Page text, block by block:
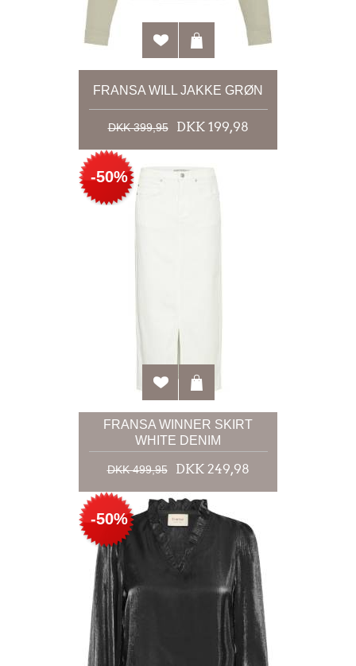
FRANSA WILL JAKKE GRØN
DKK 399,95 DKK 199,98
-50%
FRANSA WINNER SKIRT
WHITE DENIM
DKK 499,95 DKK 249,98
-50%